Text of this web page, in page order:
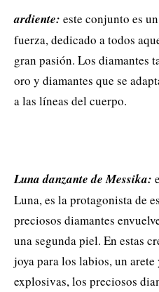
ardiente: este conjunto es
fuerza, dedicado a todos
gran pasión. Los diamantes
oro y diamantes que se
a las líneas del cuerpo.
Luna danzante de Messika:
Luna, es la protagonista de
preciosos diamantes
una segunda piel. En estas
joya para los labios, un
explosivas, los preciosos